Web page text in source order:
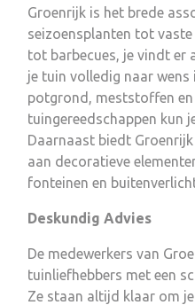
Groenrijk is het brede
seizoensplanten tot
tot barbecues, je vindt er
je tuin volledig naar
potgrond, meststoffen en
tuingereedschappen kun
Daarnaast biedt
aan decoratieve
fonteinen en
Deskundig Advies
De medewerkers van
tuinliefhebbers met een
Ze staan altijd klaar om